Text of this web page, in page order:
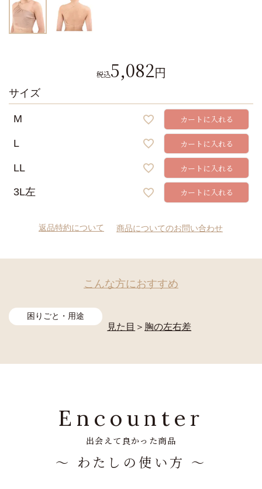
5,082
税込
サイズ
M カートに入れる
L カートに入れる
LL カートに入れる
3L左 カートに入れる
返品特約について 商品についてのお問い合わせ
こんな方におすすめ
困りごと・用途
見た目 ＞ 胸の左右差
Encounter
出会えて良かった商品
～ わたしの使い方 ～